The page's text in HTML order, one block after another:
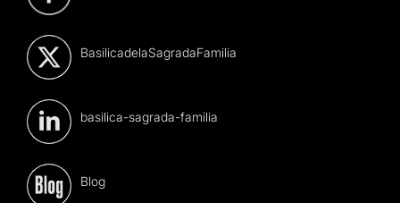
BasilicadelaSagradaFamilia
basilica-sagrada-familia
Blog